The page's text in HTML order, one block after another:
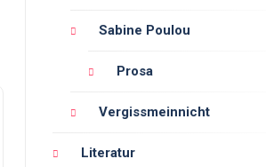
Sabine Poulou
Prosa
Vergissmeinnicht
Literatur